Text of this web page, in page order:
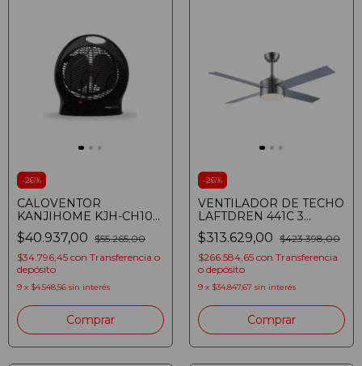
-26%
CALOVENTOR
KANJIHOME KJH-CH103
REDONDO NEGRO
(8107370149505)
$40.937,00 $55.265,00
$34.796,45 con Transferencia o
depósito
9 x $4.548,56 sin interés
Comprar
-26%
VENTILADOR DE TECHO
LAFTDREN 441C 3
VELOCIDADES LED 24W
PLATEADO
(7798328757982)
$313.629,00 $423.398,00
$266.584,65 con Transferencia
o depósito
9 x $34.847,67 sin interés
Comprar